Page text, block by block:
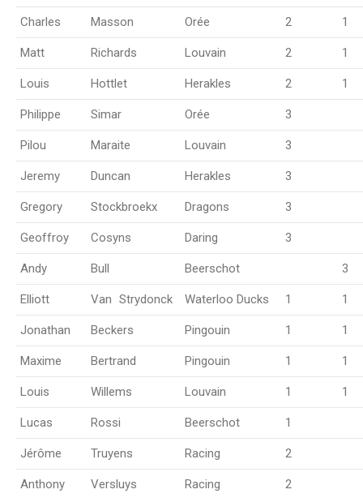
Charles Masson Orée 2 1
Matt Richards Louvain 2 1
Louis Hottlet Herakles 2 1
Philippe Simar Orée 3
Pilou Maraite Louvain 3
Jeremy Duncan Herakles 3
Gregory Stockbroekx Dragons 3
Geoffroy Cosyns Daring 3
Andy Bull Beerschot 3
Elliott Van Strydonck Waterloo Ducks 1 1
Jonathan Beckers Pingouin 1 1
Maxime Bertrand Pingouin 1 1
Louis Willems Louvain 1 1
Lucas Rossi Beerschot 1
Jérôme Truyens Racing 2
Anthony Versluys Racing 2